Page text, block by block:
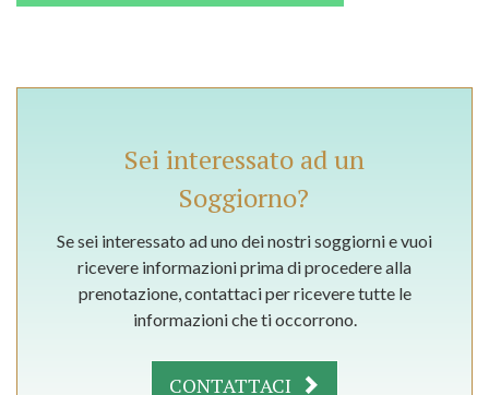
Sei interessato ad un
Soggiorno?
Se sei interessato ad uno dei nostri soggiorni e vuoi
ricevere informazioni prima di procedere alla
prenotazione, contattaci per ricevere tutte le
informazioni che ti occorrono.
CONTATTACI